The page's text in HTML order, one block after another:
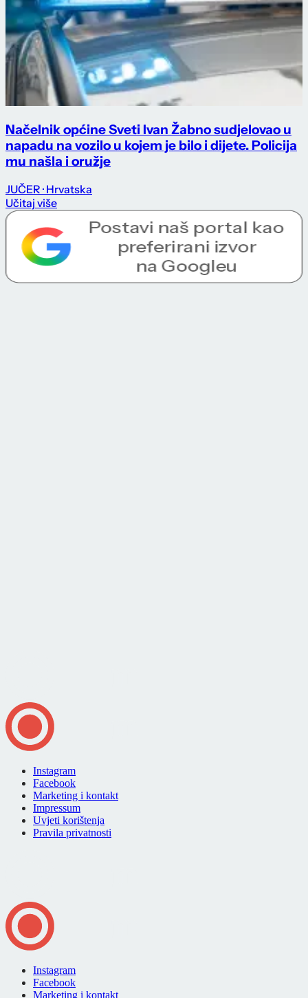
Načelnik općine Sveti Ivan Žabno sudjelovao u
napadu na vozilo u kojem je bilo i dijete. Policija
mu našla i oružje
JUČER · Hrvatska
Učitaj više
Instagram
Facebook
Marketing i kontakt
Impressum
Uvjeti korištenja
Pravila privatnosti
Instagram
Facebook
Marketing i kontakt